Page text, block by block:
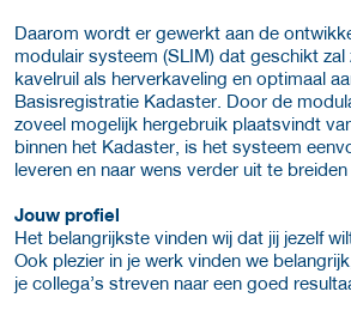
Daarom wordt er gewerkt aan de
modulair systeem (SLIM) dat geschikt zal
kavelruil als herverkaveling en optimaal
Basisregistratie Kadaster. Door de
zoveel mogelijk hergebruik plaatsvindt
binnen het Kadaster, is het systeem
leveren en naar wens verder uit te
Jouw profiel
Het belangrijkste vinden wij dat jij jezelf
Ook plezier in je werk vinden we
je collega’s streven naar een goed